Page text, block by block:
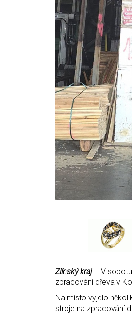
Zlínský kraj – V
zpracování dřeva v
Na místo vyjelo
stroje na zpracování